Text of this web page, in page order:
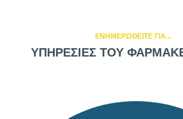
ΕΝΗΜΕΡΩΘΕΙΤΕ ΓΙΑ...
ΥΠΗΡΕΣΙΕΣ ΤΟΥ